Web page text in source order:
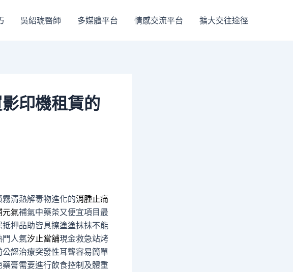
吳紹琥醫師 多媒體平台 情感交流平台 擴大交往途徑
印機租賃的
清熱解毒物進化的消腫止痛
元氣補氣中藥茶又便宜項目最
押品助皆具擦塗塗抹抹不能
門人氣汐止當舖現金救急站烤
公認治療突發性耳聾容易簡單
膏需要進行飲食控制及體重